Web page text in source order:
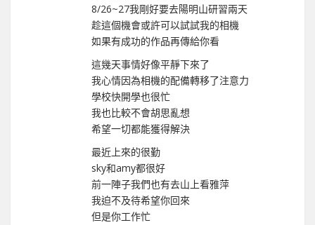
8/26~27我剛好要去陽明山研習兩天
趁這個機會或許可以試試我的相機
如果有成功的作品再傳給你看
這幾天事情好像平靜下來了
我心情因為相機的配備轉移了注意力
學校快開學也很忙
我也比較不會胡思亂想
希望一切都能獲得解決
最近上來的很勤
sky和amy都很好
前一陣子我們也有去山上看雅萍
我迫不及待希望你回來
但是你工作忙